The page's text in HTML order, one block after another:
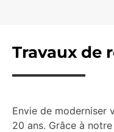
Travaux de
Envie de moderniser
20 ans. Grâce à